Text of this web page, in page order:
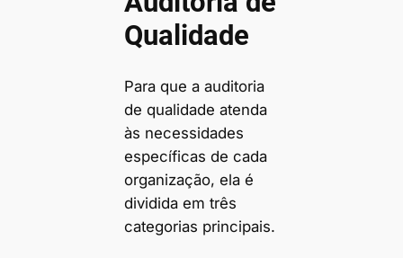
Qualidade
Para que a auditoria
de qualidade atenda
às necessidades
específicas de cada
organização, ela é
dividida em três
categorias principais.